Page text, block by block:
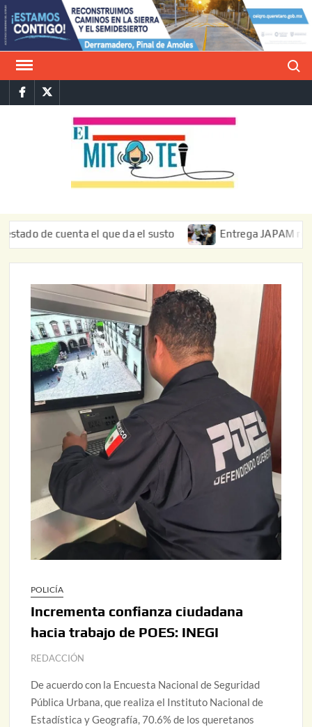
Saltar
al
contenido
FacebookTwitter
cuenta el que da el susto Entrega JAPAM
POLICÍA
Incrementa confianza ciudadana
hacia trabajo de POES: INEGI
REDACCIÓN
De acuerdo con la Encuesta Nacional de Seguridad
Pública Urbana, que realiza el Instituto Nacional de
Estadística y Geografía, 70.6% de los queretanos